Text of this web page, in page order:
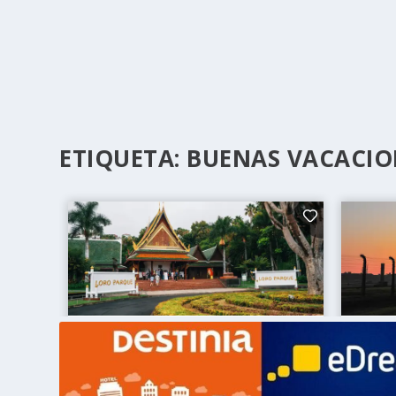
ETIQUETA: BUENAS